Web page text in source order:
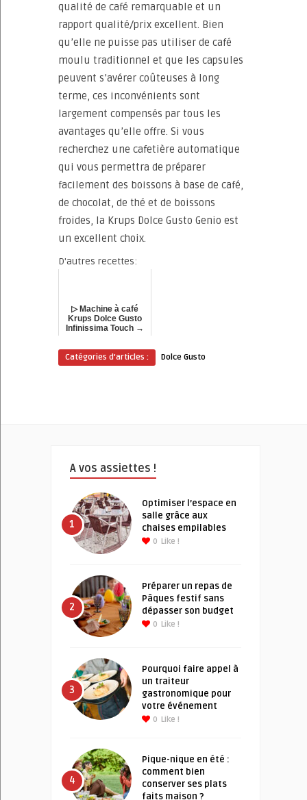
qualité de café remarquable et un
rapport qualité/prix excellent. Bien
qu’elle ne puisse pas utiliser de café
moulu traditionnel et que les capsules
peuvent s’avérer coûteuses à long
terme, ces inconvénients sont
largement compensés par tous les
avantages qu’elle offre. Si vous
recherchez une cafetière automatique
qui vous permettra de préparer
facilement des boissons à base de café,
de chocolat, de thé et de boissons
froides, la Krups Dolce Gusto Genio est
un excellent choix.
D'autres recettes:
▷ Machine à café
Krups Dolce Gusto
Infinissima Touch →
Catégories d'articles : Dolce Gusto
A vos assiettes !
1
Optimiser l’espace en
salle grâce aux
chaises empilables
0 Like !
2
Préparer un repas de
Pâques festif sans
dépasser son budget
0 Like !
3
Pourquoi faire appel à
un traiteur
gastronomique pour
votre événement
0 Like !
4
Pique-nique en été :
comment bien
conserver ses plats
faits maison ?